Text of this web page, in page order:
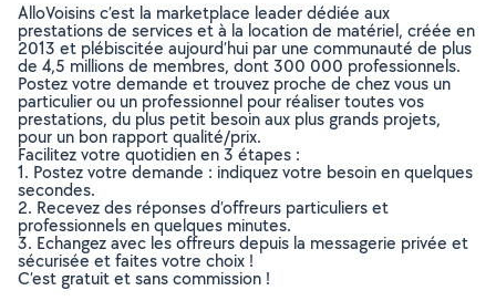
AlloVoisins c’est la marketplace leader dédiée aux
prestations de services et à la location de matériel, créée en
2013 et plébiscitée aujourd’hui par une communauté de plus
de 4,5 millions de membres, dont 300 000 professionnels.
Postez votre demande et trouvez proche de chez vous un
particulier ou un professionnel pour réaliser toutes vos
prestations, du plus petit besoin aux plus grands projets,
pour un bon rapport qualité/prix.
Facilitez votre quotidien en 3 étapes :
1. Postez votre demande : indiquez votre besoin en quelques
secondes.
2. Recevez des réponses d’offreurs particuliers et
professionnels en quelques minutes.
3. Echangez avec les offreurs depuis la messagerie privée et
sécurisée et faites votre choix !
C’est gratuit et sans commission !